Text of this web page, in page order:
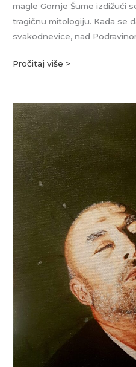
magle Gornje Šume izdižući
tragičnu mitologiju. Kada se
svakodnevice, nad
Pročitaj više >
Anđelko
Brkić